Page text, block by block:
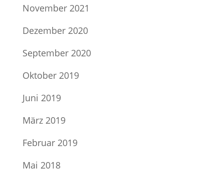
November 2021
Dezember 2020
September 2020
Oktober 2019
Juni 2019
März 2019
Februar 2019
Mai 2018